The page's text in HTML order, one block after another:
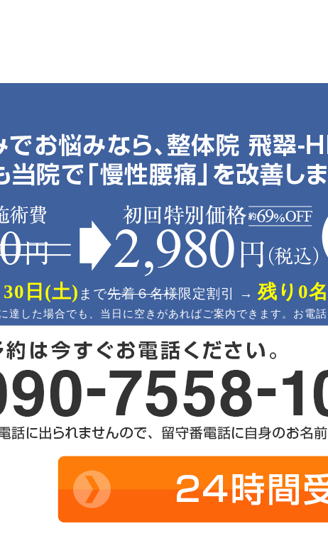
日(土) まで先着６名様限定割引 →残り0
達した場合でも、当日に空きがあればご案内できます。お電話